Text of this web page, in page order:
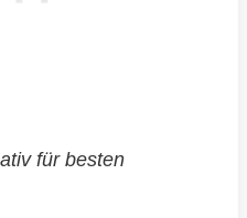
für besten